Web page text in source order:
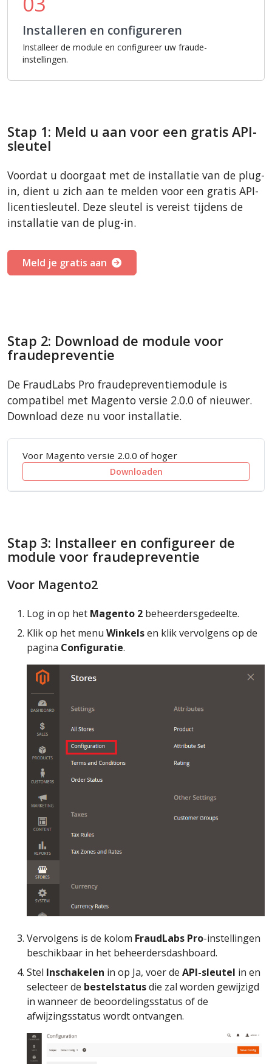
Installeren en configureren
Installeer de module en configureer uw fraude-
instellingen.
Stap 1: Meld u aan voor een gratis API-
sleutel
Voordat u doorgaat met de installatie van de plug-
in, dient u zich aan te melden voor een gratis API-
licentiesleutel. Deze sleutel is vereist tijdens de
installatie van de plug-in.
Meld je gratis aan
Stap 2: Download de module voor
fraudepreventie
De FraudLabs Pro fraudepreventiemodule is
compatibel met Magento versie 2.0.0 of nieuwer.
Download deze nu voor installatie.
Voor Magento versie 2.0.0 of hoger
Downloaden
Stap 3: Installeer en configureer de
module voor fraudepreventie
Voor Magento2
Log in op het Magento 2 beheerdersgedeelte.
Klik op het menu Winkelsen klik vervolgens op de
pagina Configuratie.
Vervolgens is de kolom FraudLabs Pro-instellingen
beschikbaar in het beheerdersdashboard.
Stel Inschakelen in op Ja, voer de API-sleutel in en
selecteer de bestelstatusdie zal worden gewijzigd
in wanneer de beoordelingsstatus of de
afwijzingsstatus wordt ontvangen.